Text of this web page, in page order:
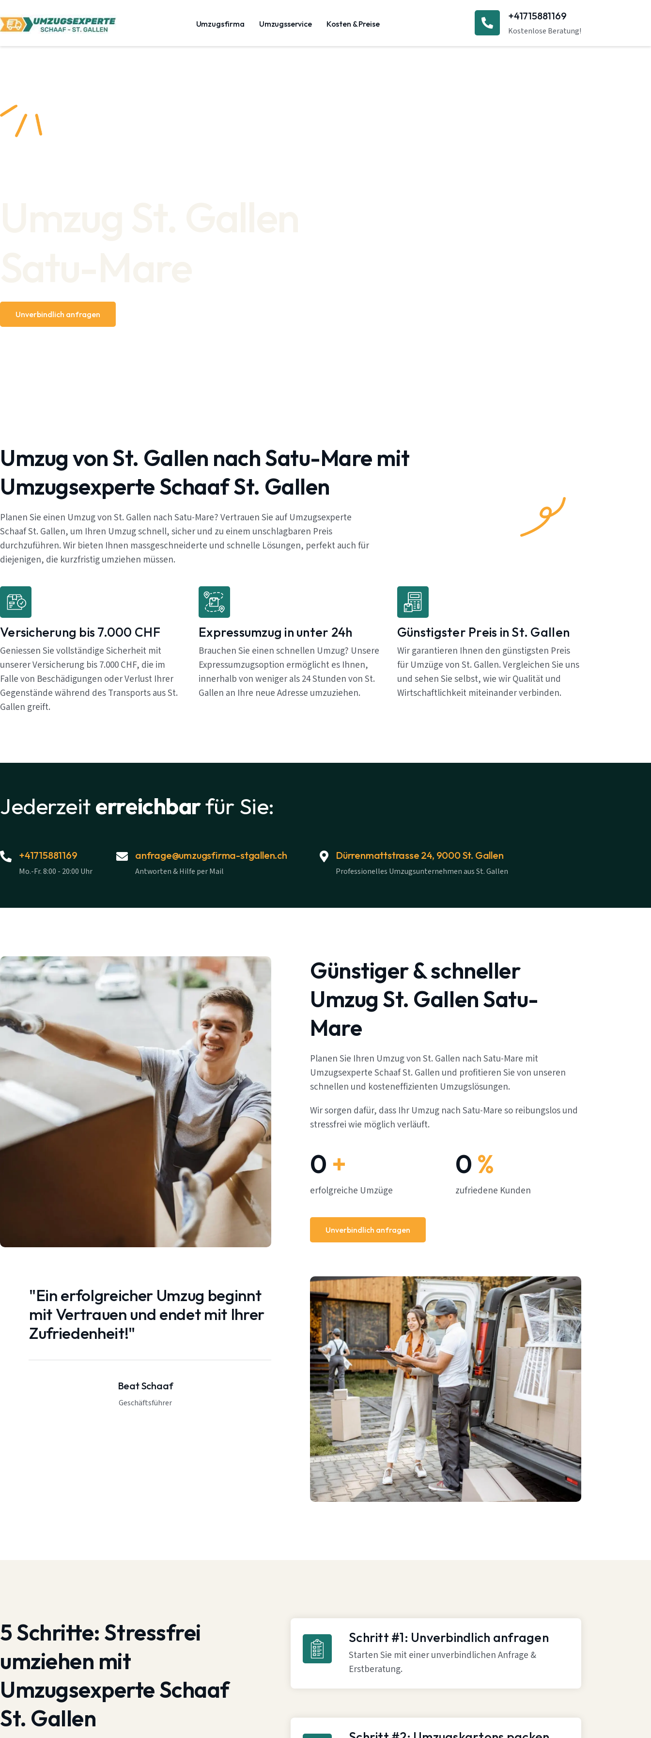
Umzugsfirma Umzugsservice Kosten & Preise
+41715881169
Kostenlose Beratung!
Unverbindlich anfragen
Umzug von St. Gallen nach Satu-Mare mit
Umzugsexperte Schaaf St. Gallen
Planen Sie einen Umzug von St. Gallen nach Satu-Mare? Vertrauen Sie auf Umzugsexperte
Schaaf St. Gallen, um Ihren Umzug schnell, sicher und zu einem unschlagbaren Preis
durchzuführen. Wir bieten Ihnen massgeschneiderte und schnelle Lösungen, perfekt auch für
diejenigen, die kurzfristig umziehen müssen.
Versicherung bis 7.000 CHF
Geniessen Sie vollständige Sicherheit mit
unserer Versicherung bis 7.000 CHF, die im
Falle von Beschädigungen oder Verlust Ihrer
Gegenstände während des Transports aus St.
Gallen greift.
Expressumzug in unter 24h
Brauchen Sie einen schnellen Umzug? Unsere
Expressumzugsoption ermöglicht es Ihnen,
innerhalb von weniger als 24 Stunden von St.
Gallen an Ihre neue Adresse umzuziehen.
Günstigster Preis in St. Gallen
Wir garantieren Ihnen den günstigsten Preis
für Umzüge von St. Gallen. Vergleichen Sie uns
und sehen Sie selbst, wie wir Qualität und
Wirtschaftlichkeit miteinander verbinden.
Jederzeiterreichbarfür Sie:
+41715881169
Mo.-Fr. 8:00 - 20:00 Uhr
anfrage@umzugsfirma-stgallen.ch
Antworten & Hilfe per Mail
Dürrenmattstrasse 24, 9000 St. Gallen
Professionelles Umzugsunternehmen aus St. Gallen
"Ein erfolgreicher Umzug beginnt
mit Vertrauen und endet mit Ihrer
Zufriedenheit!"
Beat Schaaf
Geschäftsführer
Günstiger & schneller
Umzug St. Gallen Satu-
Mare
Planen Sie Ihren Umzug von St. Gallen nach Satu-Mare mit
Umzugsexperte Schaaf St. Gallen und profitieren Sie von unseren
schnellen und kosteneffizienten Umzugslösungen.
Wir sorgen dafür, dass Ihr Umzug nach Satu-Mare so reibungslos und
stressfrei wie möglich verläuft.
0 +
erfolgreiche Umzüge
0 %
zufriedene Kunden
Unverbindlich anfragen
5 Schritte: Stressfrei
umziehen mit
Umzugsexperte Schaaf
St. Gallen
Schritt #1: Unverbindlich anfragen
Starten Sie mit einer unverbindlichen Anfrage &
Erstberatung.